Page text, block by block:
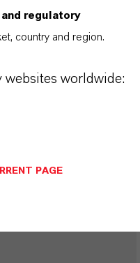
VON
regulatory
country and region.
worldwide:
PAGE